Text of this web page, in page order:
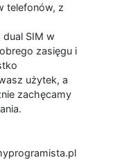
telefonów, z
SIM w
zasięgu i
użytek, a
zachęcamy